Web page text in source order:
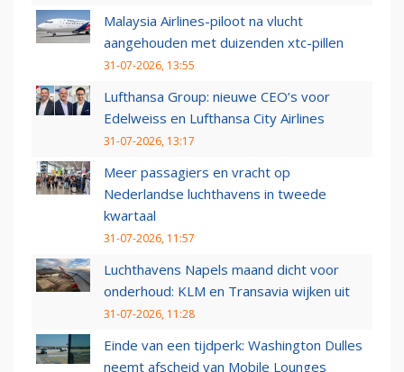
Malaysia Airlines-piloot na vlucht
aangehouden met duizenden xtc-pillen
31-07-2026, 13:55
Lufthansa Group: nieuwe CEO’s voor
Edelweiss en Lufthansa City Airlines
31-07-2026, 13:17
Meer passagiers en vracht op
Nederlandse luchthavens in tweede
kwartaal
31-07-2026, 11:57
Luchthavens Napels maand dicht voor
onderhoud: KLM en Transavia wijken uit
31-07-2026, 11:28
Einde van een tijdperk: Washington Dulles
neemt afscheid van Mobile Lounges